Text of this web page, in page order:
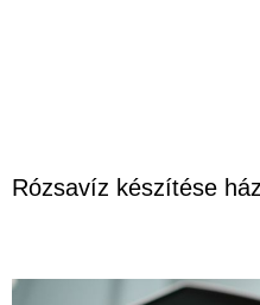
Rózsavíz készítése